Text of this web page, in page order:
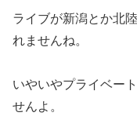
ライブが新潟とか北
れませんね。
いやいやプライベー
せんよ。